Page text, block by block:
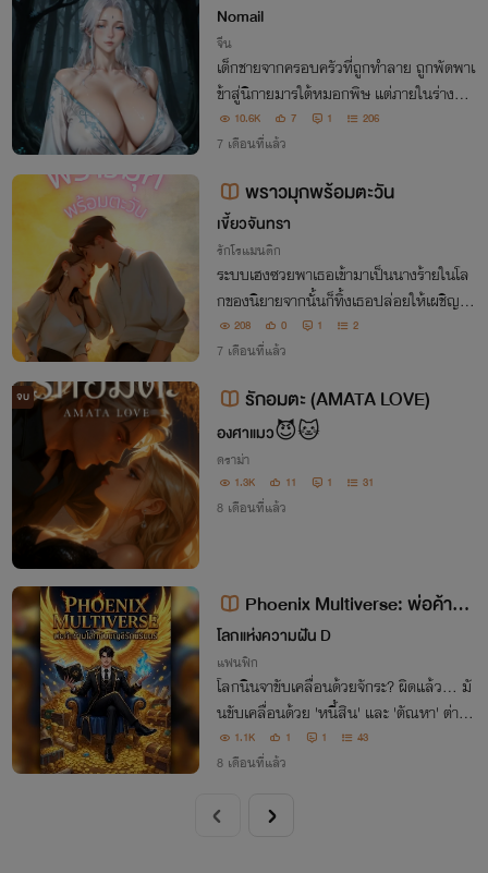
Nomail
จีน
เด็กชายจากครอบครัวที่ถูกทำลาย ถูกพัดพาเ
ข้าสู่นิกายมารใต้หมอกพิษ แต่ภายในร่างอ่อ
นแอ ซ่อนวิญญาณนักวิจัยพิษจากอีกโลกหนึ่
ง เมื่อพิษกลายเป็นเต๋า...
10.6K 7 1 206
7 เดือนที่แล้ว
พราวมุกพร้อมตะวัน
เขี้ยวจันทรา
รักโรแมนติก
ระบบเฮงซวยพาเธอเข้ามาเป็นนางร้ายในโล
กของนิยายจากนั้นก็ทิ้งเธอปล่อยให้เผชิญชะ
ตากรรมคนเดียวอยากมีชีวิตรอดต้องไม่ยุ่งกั
บพระเอกนางเอกในนิยายแต่พระเอกนางเอก
อะ ขอร้อง..
208 0 1 2
7 เดือนที่แล้ว
จบ รักอมตะ (AMATA LOVE)
องศาแมว😈🐱
ดราม่า
1.3K 11 1 31
8 เดือนที่แล้ว
Phoenix Multiverse: พ่อค้าข้า
มโลกกับบัญชีรักนิรันดร์
โลกแห่งความฝัน D
แฟนฟิก
โลกนินจาขับเคลื่อนด้วยจักระ? ผิดแล้ว... มั
นขับเคลื่อนด้วย 'หนี้สิน' และ 'ตัณหา' ต่างห
าก! 1.1K 1 1 43
8 เดือนที่แล้ว